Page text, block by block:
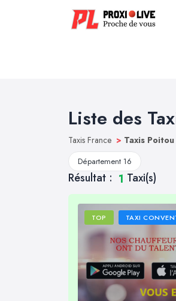
Liste des
Taxis France > Taxis
Département 16
Résultat : 1 Taxi(s)
TOP TAXI